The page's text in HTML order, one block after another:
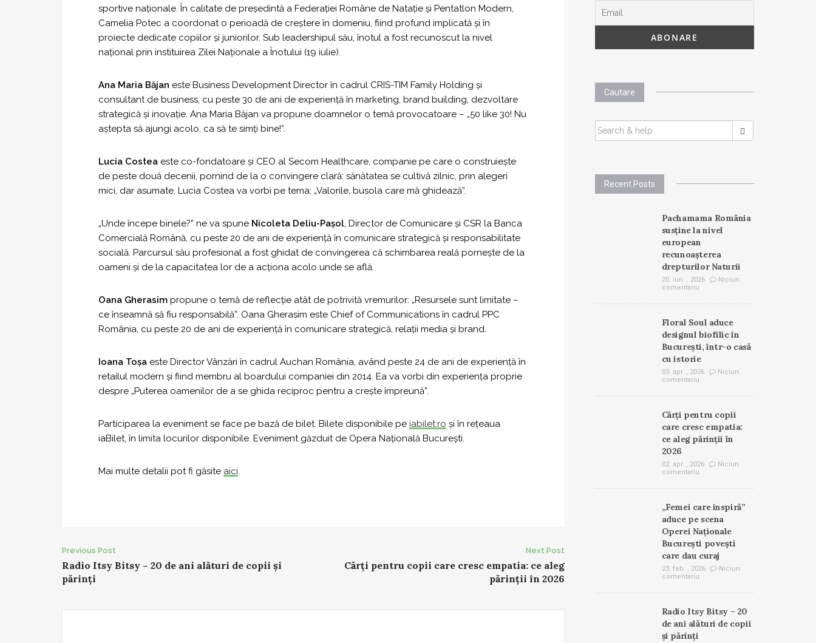
sportive naționale. În calitate de președintă a Federației Române de Natație și Pentatlon Modern,
Camelia Potec a coordonat o perioadă de creștere în domeniu, fiind profund implicată și în
proiecte dedicate copiilor și juniorilor. Sub leadershipul său, înotul a fost recunoscut la nivel
național prin instituirea Zilei Naționale a Înotului (19 iulie).
Ana Maria Băjan este Business Development Director în cadrul CRIS-TIM Family Holding și
consultant de business, cu peste 30 de ani de experiență în marketing, brand building, dezvoltare
strategică și inovație. Ana Maria Băjan va propune doamnelor o temă provocatoare – „50 like 30! Nu
aștepta să ajungi acolo, ca să te simți bine!”.
Lucia Costea este co-fondatoare și CEO al Secom Healthcare, companie pe care o construiește
de peste două decenii, pornind de la o convingere clară: sănătatea se cultivă zilnic, prin alegeri
mici, dar asumate. Lucia Costea va vorbi pe tema: „Valorile, busola care mă ghidează”.
„Unde începe binele?” ne va spune Nicoleta Deliu-Pașol, Director de Comunicare și CSR la Banca
Comercială Română, cu peste 20 de ani de experiență în comunicare strategică și responsabilitate
socială. Parcursul său profesional a fost ghidat de convingerea că schimbarea reală pornește de la
oameni și de la capacitatea lor de a acționa acolo unde se află.
Oana Gherasim propune o temă de reflecție atât de potrivită vremurilor: „Resursele sunt limitate –
ce înseamnă să fiu responsabilă”. Oana Gherasim este Chief of Communications în cadrul PPC
România, cu peste 20 de ani de experiență în comunicare strategică, relații media și brand.
Ioana Toșa este Director Vânzări în cadrul Auchan România, având peste 24 de ani de experiență în
retailul modern și fiind membru al boardului companiei din 2014. Ea va vorbi din experiența proprie
despre „Puterea oamenilor de a se ghida reciproc pentru a crește împreună”.
Participarea la eveniment se face pe bază de bilet. Bilete disponibile pe iabilet.ro și în rețeaua
iaBilet, în limita locurilor disponibile. Eveniment găzduit de Opera Națională București.
Mai multe detalii pot fi găsite aici.
Post
navigation
Previous Post
Radio Itsy Bitsy – 20 de ani alături de copii și
părinți
Next Post
Cărți pentru copii care cresc empatia: ce aleg
părinții în 2026
Cautare
SEARCH
FOR:
Recent Posts
Pachamama România
susține la nivel
european
recunoașterea
drepturilor Naturii
20. iun. , 2026
Niciun
comentariu
Floral Soul aduce
designul biofilic în
București, într-o casă
cu istorie
03. apr. , 2026
Niciun
comentariu
Cărți pentru copii
care cresc empatia:
ce aleg părinții în
2026
02. apr. , 2026
Niciun
comentariu
„Femei care inspiră”
aduce pe scena
Operei Naționale
București povești
care dau curaj
23. feb. , 2026
Niciun
comentariu
Radio Itsy Bitsy – 20
de ani alături de copii
și părinți